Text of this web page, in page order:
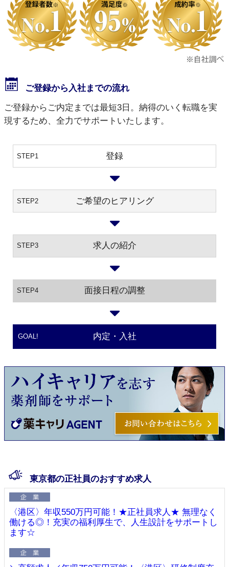
ご登録から入社までの流れ
ご登録からご内定までは最短3日。納得のいく転職を実
現するため、全力でサポートいたします。
STEP1 登録
STEP2 ご希望のヒアリング
STEP3 求人の紹介
STEP4 面接日程の調整
GOAL! 内定・入社
東京都の正社員のおすすめ求人
〈港区〉年収550万円可能！★正社員求人★ 無理なく
働ける◎！充実の福利厚生で、人生設計をサポートし
ます☆